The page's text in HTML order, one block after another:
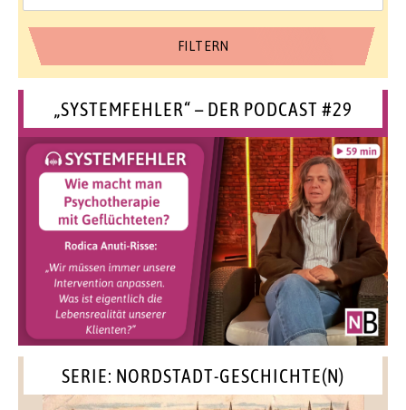
„SYSTEMFEHLER“ – DER PODCAST #29
SERIE: NORDSTADT-GESCHICHTE(N)